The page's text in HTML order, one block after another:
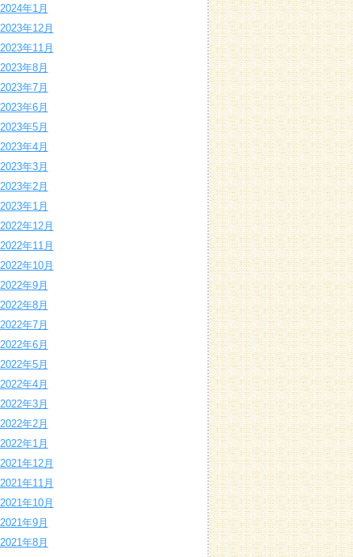
2024年1月
2023年12月
2023年11月
2023年8月
2023年7月
2023年6月
2023年5月
2023年4月
2023年3月
2023年2月
2023年1月
2022年12月
2022年11月
2022年10月
2022年9月
2022年8月
2022年7月
2022年6月
2022年5月
2022年4月
2022年3月
2022年2月
2022年1月
2021年12月
2021年11月
2021年10月
2021年9月
2021年8月